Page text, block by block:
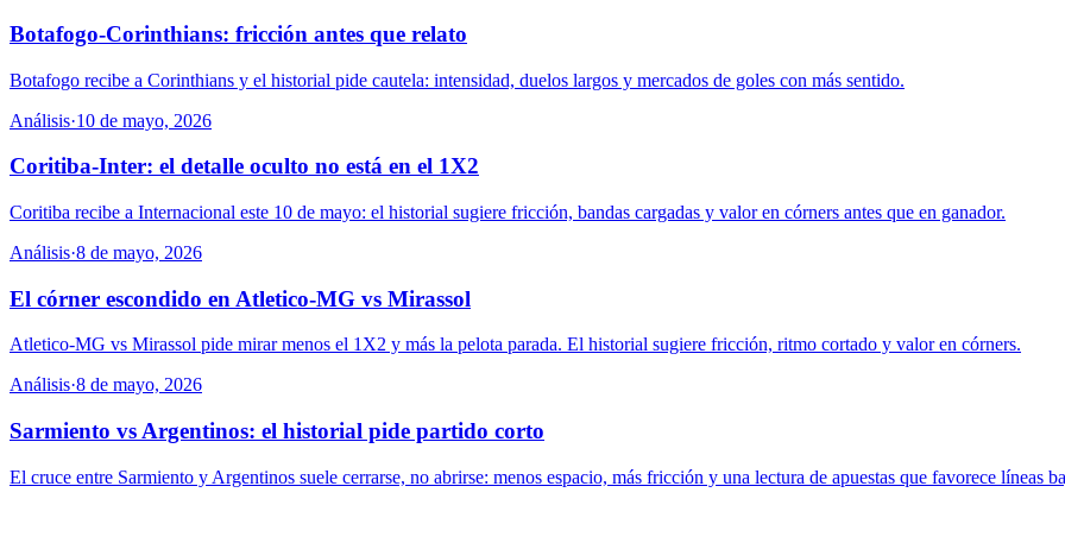
Botafogo-Corinthians: fricción antes que relato
Botafogo recibe a Corinthians y el historial pide cautela: intensidad, duelos largos y mercados de goles con más sentido.
Análisis·10 de mayo, 2026
Coritiba-Inter: el detalle oculto no está en el 1X2
Coritiba recibe a Internacional este 10 de mayo: el historial sugiere fricción, bandas cargadas y valor en córners antes que en ganador.
Análisis·8 de mayo, 2026
El córner escondido en Atletico-MG vs Mirassol
Atletico-MG vs Mirassol pide mirar menos el 1X2 y más la pelota parada. El historial sugiere fricción, ritmo cortado y valor en córners.
Análisis·8 de mayo, 2026
Sarmiento vs Argentinos: el historial pide partido corto
El cruce entre Sarmiento y Argentinos suele cerrarse, no abrirse: menos espacio, más fricción y una lectura de apuestas que favorece líneas